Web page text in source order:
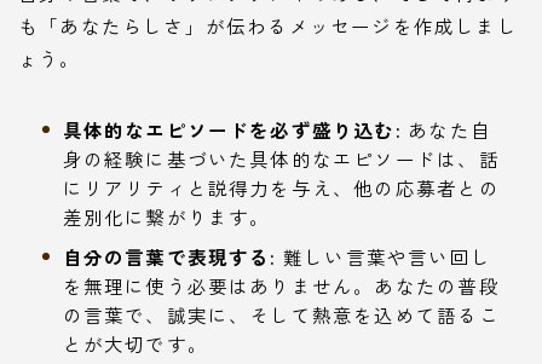
も「あなたらしさ」が伝わるメッセージを作成しまし
ょう。
具体的なエピソードを必ず盛り込む: あなた自
身の経験に基づいた具体的なエピソードは、話
にリアリティと説得力を与え、他の応募者との
差別化に繋がります。
自分の言葉で表現する: 難しい言葉や言い回し
を無理に使う必要はありません。あなたの普段
の言葉で、誠実に、そして熱意を込めて語るこ
とが大切です。